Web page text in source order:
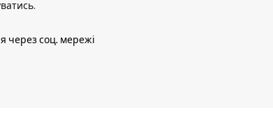
.
через соц. мережі